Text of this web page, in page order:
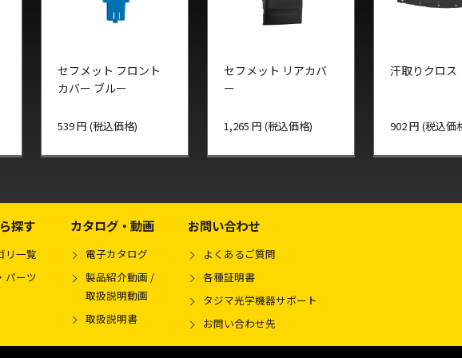
セフメット フロント
カバー ブルー
539 円 (税込価格)
セフメット リアカバ
ー
1,265 円 (税込価格)
汗取りクロス
902 円 (税込価
探す
リ一覧
パーツ
カタログ・動画
電子カタログ
製品紹介動画 /
取扱説明動画
取扱説明書
お問い合わせ
よくあるご質問
各種証明書
タジマ光学機器サポート
お問い合わせ先